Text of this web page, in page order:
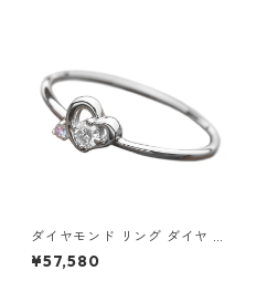
ダイヤモンド リング ダイヤ ア
イスブルーダイヤ 合計0.06ct
10.5号 プラチナ Pt950 ハート
¥57,580